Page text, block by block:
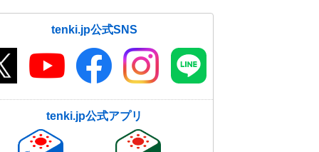
tenki.jp公式SNS
tenki.jp公式アプリ